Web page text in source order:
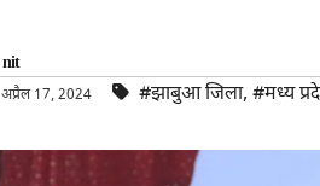
nit
अप्रैल 17, 2024 #झाबुआ जिला, #मध्य